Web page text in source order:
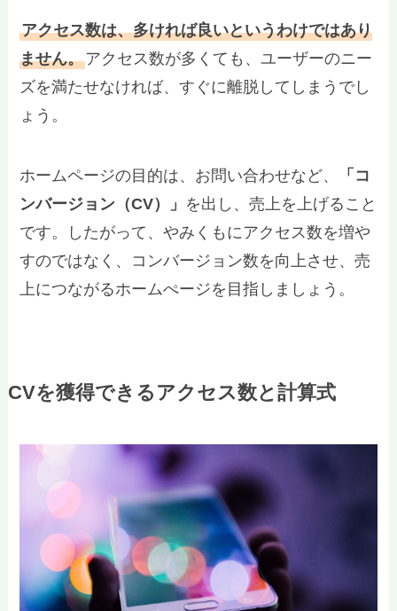
アクセス数は、多ければ良いというわけではあり
ません。アクセス数が多くても、ユーザーのニー
ズを満たせなければ、すぐに離脱してしまうでし
ょう。
ホームページの目的は、お問い合わせなど、
「コ
ンバージョン（CV）」 を出し、売上を上げること
です。したがって、やみくもにアクセス数を増や
すのではなく、コンバージョン数を向上させ、売
上につながるホームぺージを目指しましょう。
CVを獲得できるアクセス数と計算式